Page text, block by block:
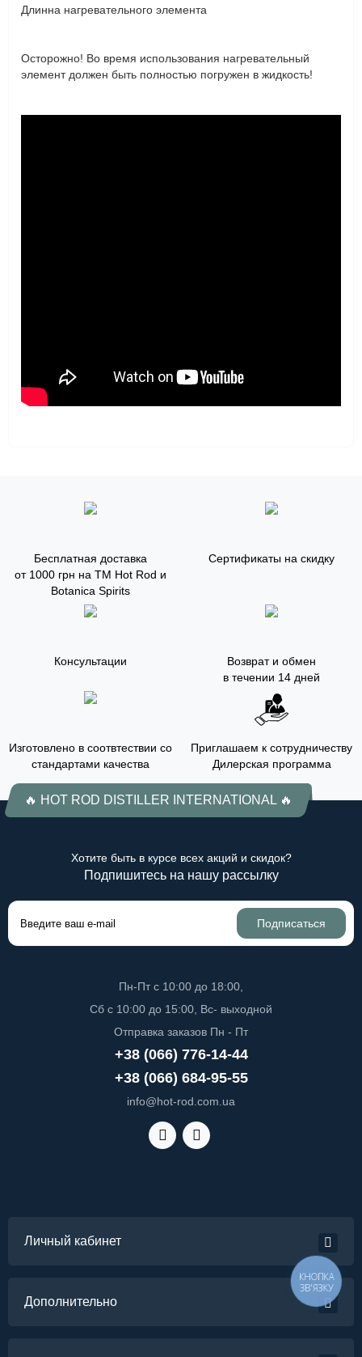
Длинна нагревательного элемента
Осторожно! Во время использования нагревательный
элемент должен быть полностью погружен в жидкость!
Бесплатная доставка
от 1000 грн на ТМ Hot Rod и
Botanica Spirits
Сертификаты на скидку
Консультации
Возврат и обмен
в течении 14 дней
Изготовлено в соотвтествии со
стандартами качества
Приглашаем к сотрудничеству
Дилерская программа
🔥 HOT ROD DISTILLER INTERNATIONAL 🔥
Хотите быть в курсе всех акций и скидок?
Подпишитесь на нашу рассылку
Подписаться
Пн-Пт с 10:00 до 18:00,
Сб с 10:00 до 15:00, Вс- выходной
Отправка заказов Пн - Пт
+38 (066) 776-14-44
+38 (066) 684-95-55
info@hot-rod.com.ua
Личный кабинет
Дополнительно
КНОПКА
ЗВ'ЯЗКУ